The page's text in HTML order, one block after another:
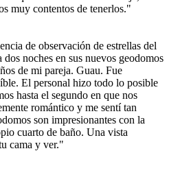
muy contentos de tenerlos."
de observación de estrellas del
noches en sus nuevos geodomos
de mi pareja. Guau. Fue
El personal hizo todo lo posible
hasta el segundo en que nos
romántico y me sentí tan
son impresionantes con la
cuarto de baño. Una vista
cama y ver."